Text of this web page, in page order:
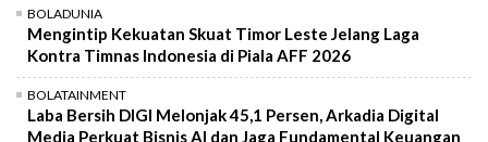
BOLADUNIA
Mengintip Kekuatan Skuat Timor Leste Jelang Laga
Kontra Timnas Indonesia di Piala AFF 2026
BOLATAINMENT
Laba Bersih DIGI Melonjak 45,1 Persen, Arkadia Digital
Media Perkuat Bisnis AI dan Jaga Fundamental Keuangan